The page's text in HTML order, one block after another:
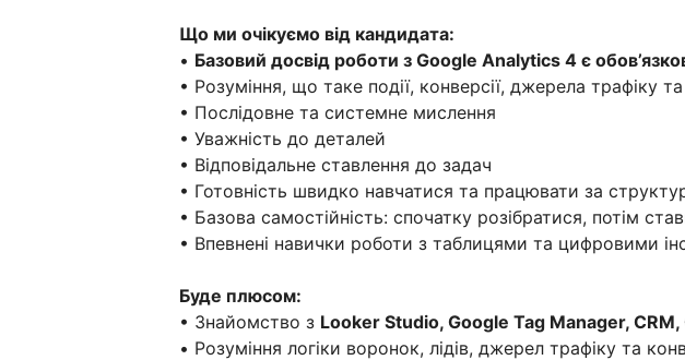
Що ми очікуємо від кандидата:
• Базовий досвід роботи з Google Analytics 4 є
• Розуміння, що таке події, конверсії, джерела трафіку
• Послідовне та системне мислення
• Уважність до деталей
• Відповідальне ставлення до задач
• Готовність швидко навчатися та працювати за
• Базова самостійність: спочатку розібратися, потім
• Впевнені навички роботи з таблицями та цифровими
Буде плюсом:
• Знайомство з Looker Studio, Google Tag Manager,
• Розуміння логіки воронок, лідів, джерел трафіку та